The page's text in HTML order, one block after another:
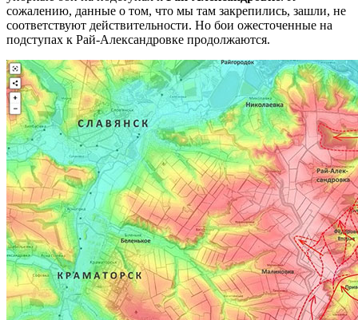
сожалению, данные о том, что мы там закрепились, зашли, не
соответствуют действительности. Но бои ожесточенные на
подступах к Рай-Александровке продолжаются.